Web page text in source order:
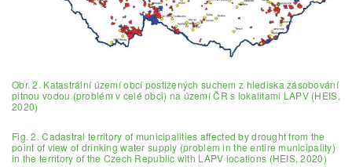
Obr. 2. Katastrální území obcí postižených suchem z hlediska zásobování
pitnou vodou (problém v celé obci) na území ČR s lokalitami LAPV (HEIS,
2020)
Fig. 2. Cadastral territory of municipalities affected by drought from the
point of view of drinking water supply (problem in the entire municipality)
in the territory of the Czech Republic with LAPV locations (HEIS, 2020)